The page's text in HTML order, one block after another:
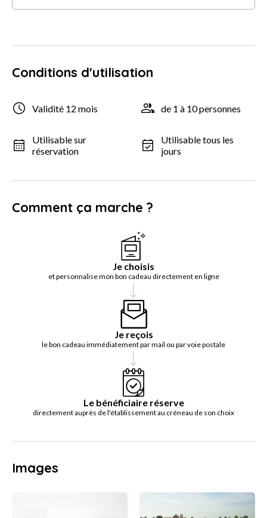
Conditions d'utilisation
Validité 12 mois de 1 à 10 personnes
Utilisable sur
réservation
Utilisable tous les
jours
Comment ça marche ?
Je choisis
et personnalise mon bon cadeau directement en ligne
Je reçois
le bon cadeau immédiatement par mail ou par voie postale
Le bénéficiaire réserve
directement auprès de l'établissement au créneau de son choix
Images